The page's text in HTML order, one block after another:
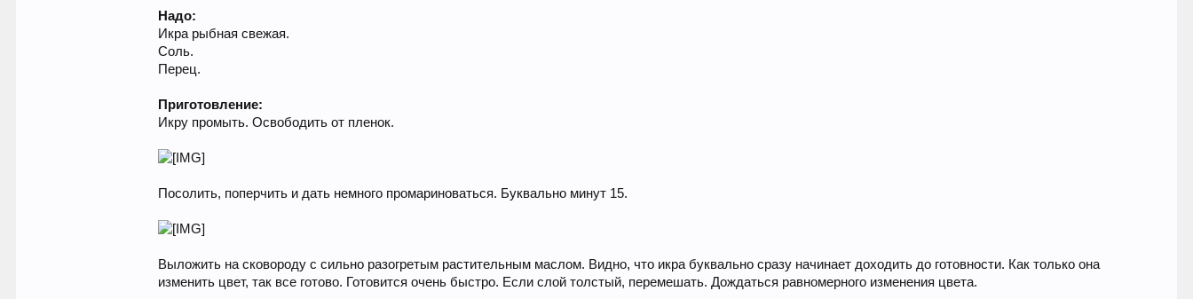
Надо:
Икра рыбная свежая.
Соль.
Перец.
Приготовление:
Икру промыть. Освободить от пленок.
Посолить, поперчить и дать немного промариноваться. Буквально минут 15.
Выложить на сковороду с сильно разогретым растительным маслом. Видно, что икра буквально сразу начинает доходить до готовности. Как только она
изменить цвет, так все готово. Готовится очень быстро. Если слой толстый, перемешать. Дождаться равномерного изменения цвета.